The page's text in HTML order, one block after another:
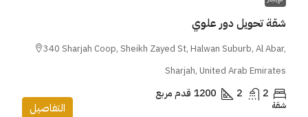
شقة تحويل دور علوي
340 Sharjah Coop, Sheikh Zayed St, Halwan Suburb, Al Abar,
Sharjah, United Arab Emirates
2
2
1200قدم مربع
شقة التفاصيل